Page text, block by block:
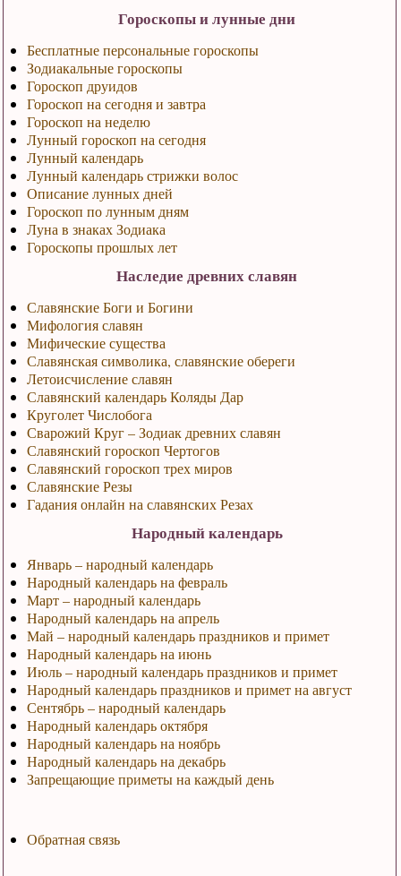
Гороскопы и лунные дни
Бесплатные персональные гороскопы
Зодиакальные гороскопы
Гороскоп друидов
Гороскоп на сегодня и завтра
Гороскоп на неделю
Лунный гороскоп на сегодня
Лунный календарь
Лунный календарь стрижки волос
Описание лунных дней
Гороскоп по лунным дням
Луна в знаках Зодиака
Гороскопы прошлых лет
Наследие древних славян
Славянские Боги и Богини
Мифология славян
Мифические существа
Славянская символика, славянские обереги
Летоисчисление славян
Славянский календарь Коляды Дар
Круголет Числобога
Сварожий Круг – Зодиак древних славян
Славянский гороскоп Чертогов
Славянский гороскоп трех миров
Славянские Резы
Гадания онлайн на славянских Резах
Народный календарь
Январь – народный календарь
Народный календарь на февраль
Март – народный календарь
Народный календарь на апрель
Май – народный календарь праздников и примет
Народный календарь на июнь
Июль – народный календарь праздников и примет
Народный календарь праздников и примет на август
Сентябрь – народный календарь
Народный календарь октября
Народный календарь на ноябрь
Народный календарь на декабрь
Запрещающие приметы на каждый день
Обратная связь